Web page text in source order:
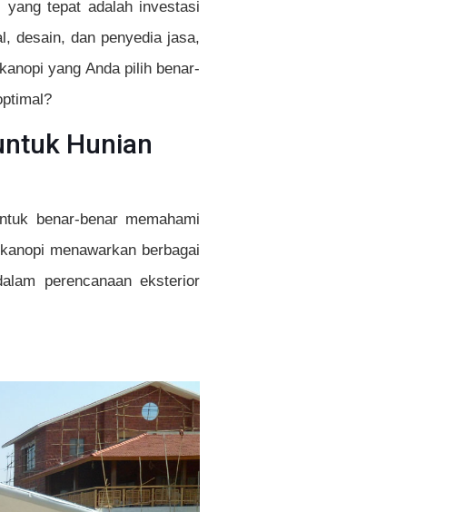
yang tepat adalah investasi
desain, dan penyedia jasa,
yang Anda pilih benar-
Hunian
benar-benar memahami
menawarkan berbagai
perencanaan eksterior